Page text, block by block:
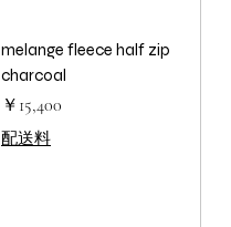
melange fleece half zip
charcoal
価格
￥15,400
配送料